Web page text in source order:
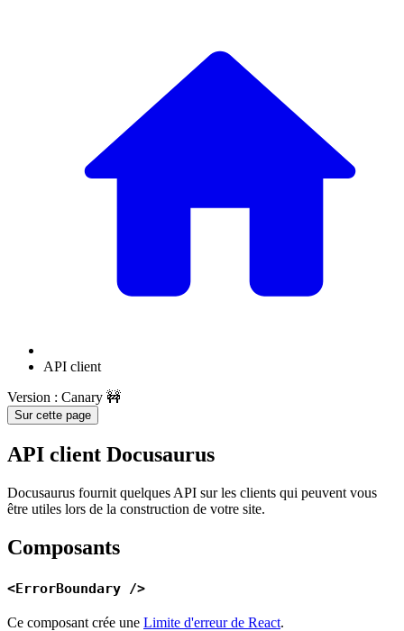
API client
Version : Canary 🚧
Sur cette page
API client Docusaurus
Docusaurus fournit quelques API sur les clients qui peuvent vous
être utiles lors de la construction de votre site.
Composants
<ErrorBoundary />
Ce composant crée une Limite d'erreur de React.